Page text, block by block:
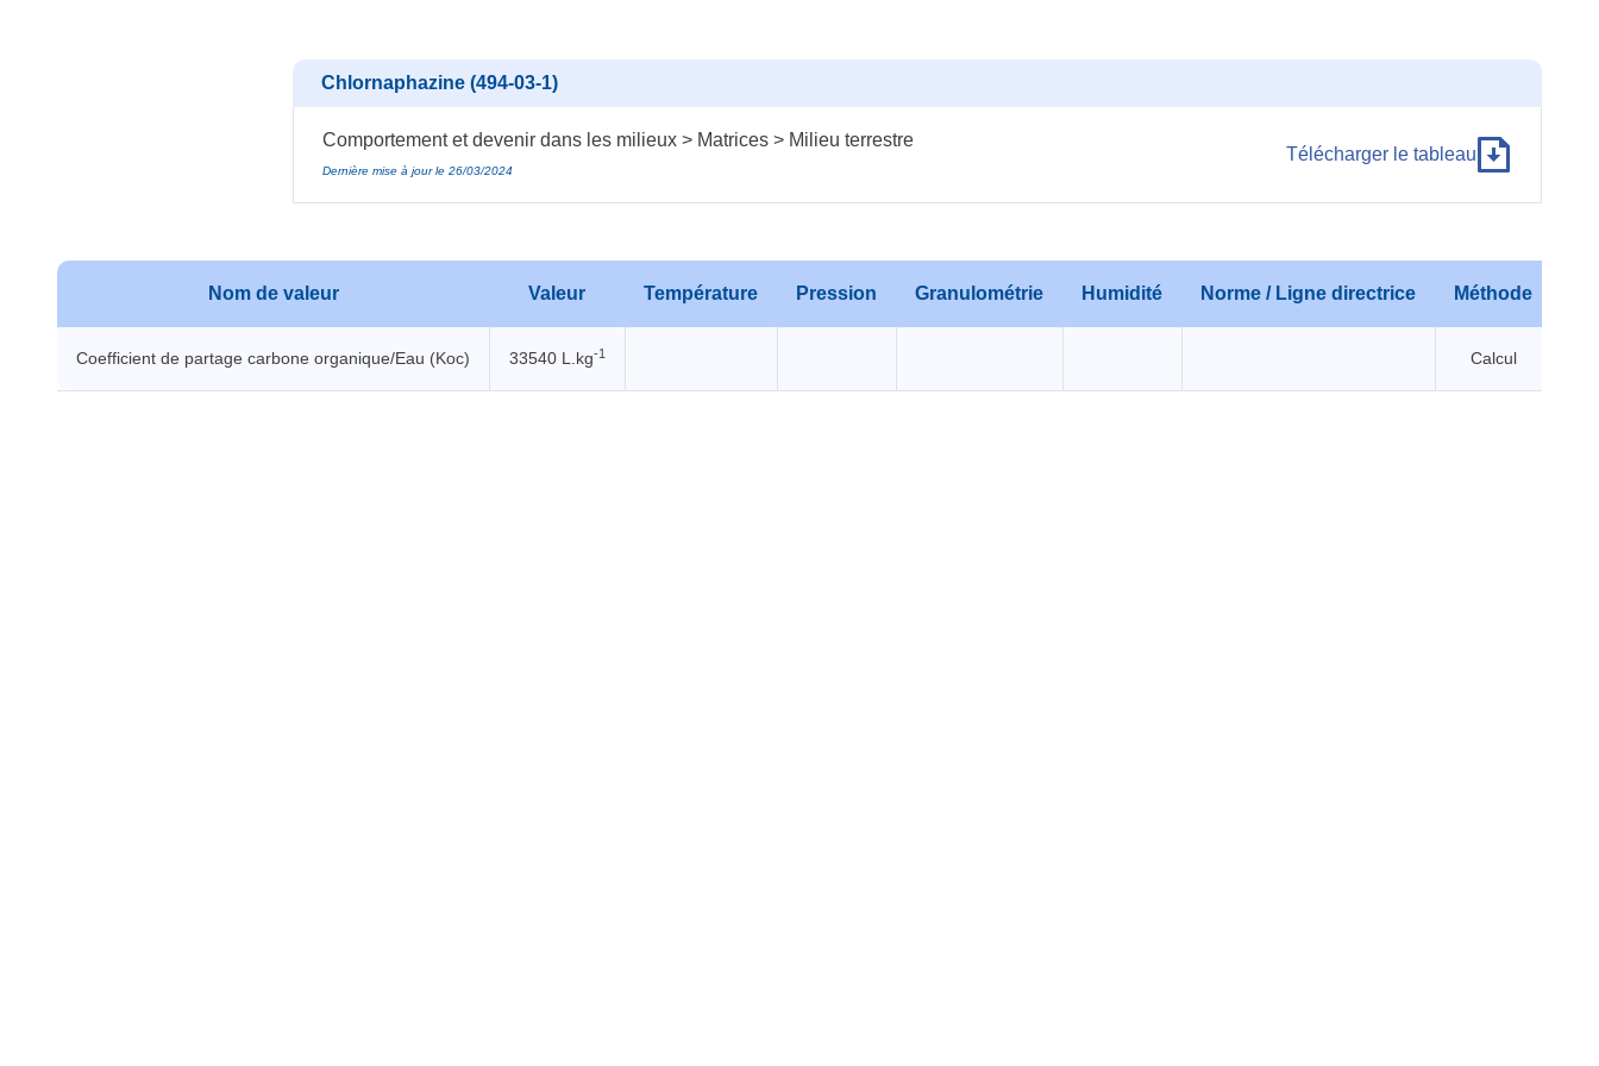
Chlornaphazine (494-03-1)
Comportement et devenir dans les milieux > Matrices > Milieu terrestre
Dernière mise à jour le 26/03/2024
Télécharger le tableau
Nom de valeur Valeur Température Pression Granulométrie Humidité Norme / Ligne directrice Méthode
Coefficient de partage carbone organique/Eau (Koc) 33540 L.kg-1 Calcul